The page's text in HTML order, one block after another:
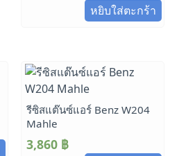
หยิบใส่ตะกร้า
รีซิสแต๊นซ์แอร์ Benz W204
Mahle
3,860 ฿